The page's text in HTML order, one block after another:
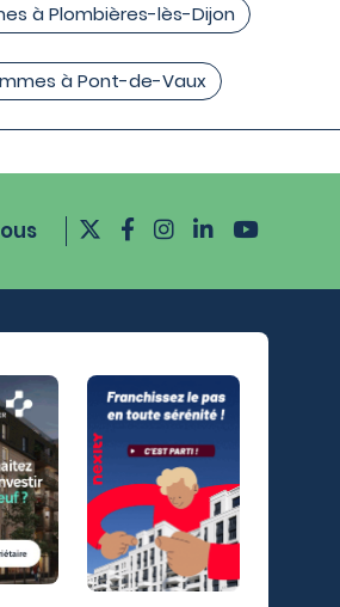
à Plombières-lès-Dijon
à Pont-de-Vaux